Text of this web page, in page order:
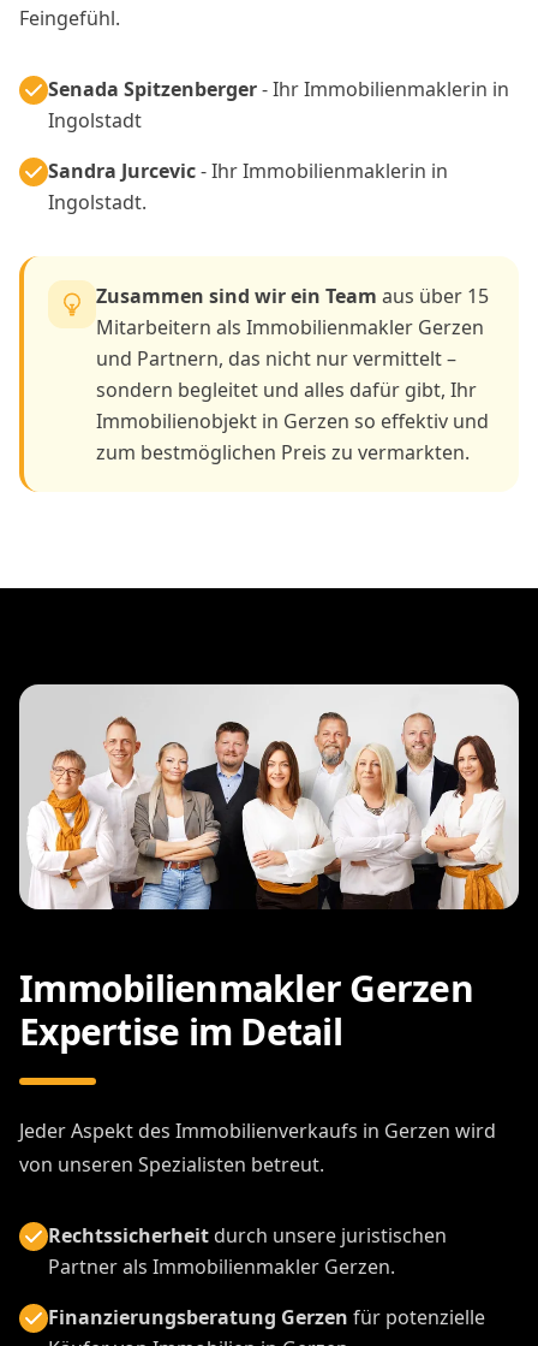
Feingefühl.
Senada Spitzenberger- Ihr Immobilienmaklerin in
Ingolstadt
Sandra Jurcevic- Ihr Immobilienmaklerin in
Ingolstadt.
Zusammen sind wir ein Team aus über 15
Mitarbeitern als Immobilienmakler Gerzen
und Partnern, das nicht nur vermittelt –
sondern begleitet und alles dafür gibt, Ihr
Immobilienobjekt in Gerzen so effektiv und
zum bestmöglichen Preis zu vermarkten.
Immobilienmakler Gerzen
Expertise im Detail
Jeder Aspekt des Immobilienverkaufs in Gerzen wird
von unseren Spezialisten betreut.
Rechtssicherheitdurch unsere juristischen
Partner als Immobilienmakler Gerzen.
Finanzierungsberatung Gerzen für potenzielle